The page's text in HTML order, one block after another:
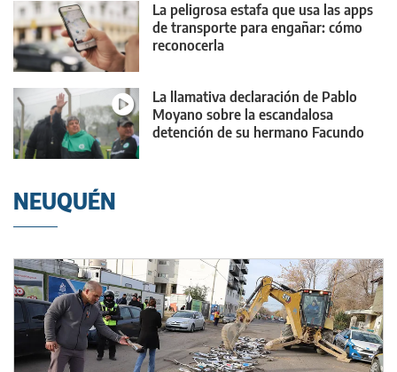
La peligrosa estafa que usa las apps
de transporte para engañar: cómo
reconocerla
La llamativa declaración de Pablo
Moyano sobre la escandalosa
detención de su hermano Facundo
NEUQUÉN